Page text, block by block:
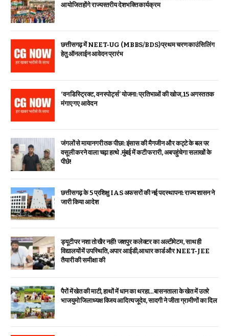
आयोजित होंगे राज्यस्तरीय देशभक्ति कार्यक्रम
छत्तीसगढ़ में NEET-UG (MBBS/BDS) प्रथम चरण काउंसिलिंग
हेतु ऑनलाईन आवेदन प्रारंभ
‘वन डिस्ट्रिक्ट, वन स्पोर्ट्स’ योजना: प्रतिभाओं की खोज, 15 अगस्त तक
मंगाए गए आवेदन
जंगलों से मायानगरी तक पीछा: इंसास की मैगजीन और कट्टे के बल पर
वसूली करने वाला चढ़ा हत्थे .मुंबई में कटी फरारी, अब पहुंचेगा सलाखों के
पीछे!
छत्तीसगढ़ के 5 प्रशिक्षु IAS अफसरों की नई पदस्थापना: राज्य शासन ने
जारी किया आदेश
ड्यूटी पर नशा तो खैर नहीं! जशपुर कलेक्टर का अल्टीमेटम, साथ ही
विद्यालयों में उपस्थिति, अपार आईडी,आधार कार्ड और NEET-JEE
तैयारी की समीक्षा की
पैरों में खेत की माटी, हाथों में धान का थरहा…बासनताला के खेत में उतरे
भाजयुमो जिलाध्यक्ष विजय आदित्य जूदेव, सादगी ने जीता ग्रामीणों का दिल